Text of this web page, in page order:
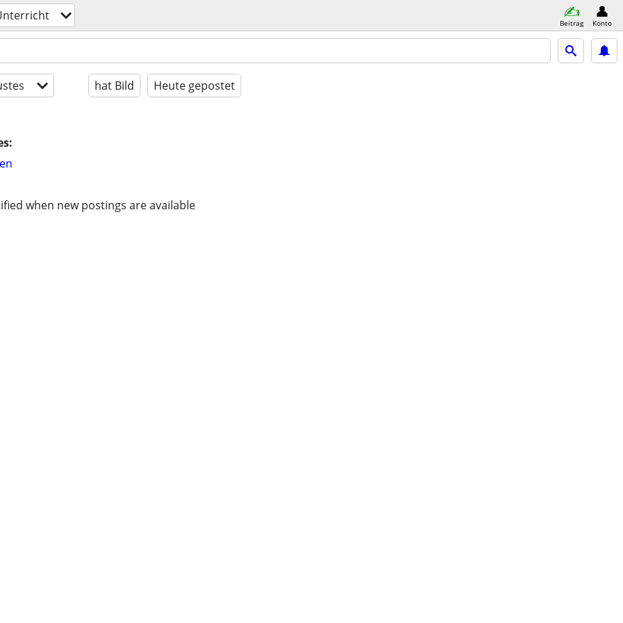
Beitrag Konto
hat Bild Heute gepostet
when new postings are available